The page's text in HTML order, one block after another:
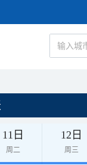
11日
周二
12日
周三